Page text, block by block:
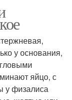
у основания,
яйцо, с
у физалиса